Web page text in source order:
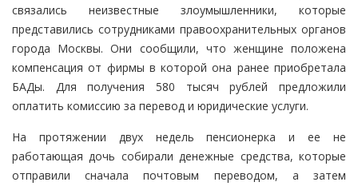
связались неизвестные злоумышленники, которые
представились сотрудниками правоохранительных органов
города Москвы. Они сообщили, что женщине положена
компенсация от фирмы в которой она ранее приобретала
БАДы. Для получения 580 тысяч рублей предложили
оплатить комиссию за перевод и юридические услуги.
На протяжении двух недель пенсионерка и ее не
работающая дочь собирали денежные средства, которые
отправили сначала почтовым переводом, а затем